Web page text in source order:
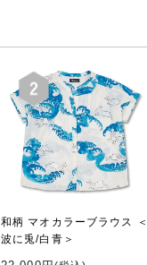
和柄 マオカラーブラウス ＜
波に兎/白青＞